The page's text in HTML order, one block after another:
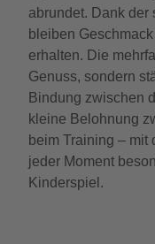
abrundet. Dank der
bleiben
erhalten. Die
Genuss, sondern
Bindung zwischen
kleine Belohnung
beim Training – mit
jeder Moment
Kinderspiel.